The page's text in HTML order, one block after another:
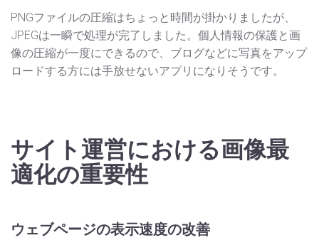
PNGファイルの圧縮はちょっと時間が掛かりましたが、
JPEGは一瞬で処理が完了しました。個人情報の保護と画
像の圧縮が一度にできるので、ブログなどに写真をアップ
ロードする方には手放せないアプリになりそうです。
サイト運営における画像最
適化の重要性
ウェブページの表示速度の改善